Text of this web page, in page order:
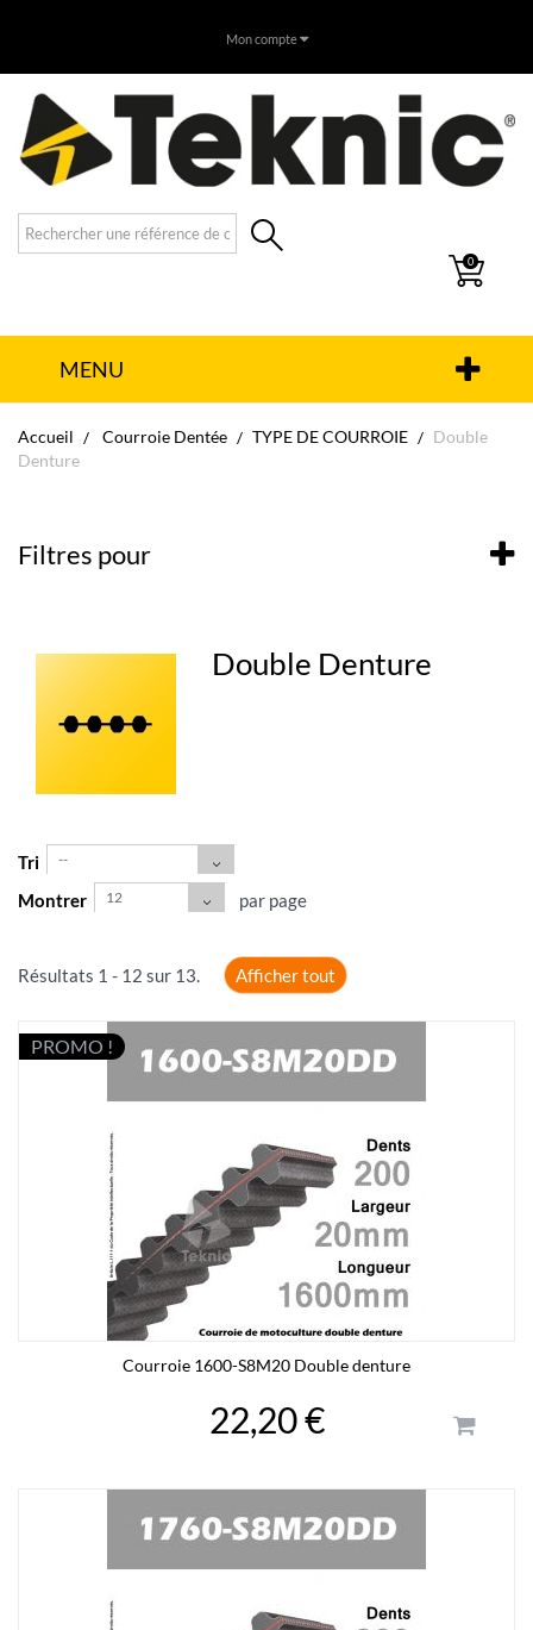
Mon compte
0
MENU
Accueil Courroie Dentée TYPE DE COURROIE
Double
Denture
Filtres pour
Double Denture
Tri --
Montrer 12 par page
Résultats 1 - 12 sur 13. Afficher tout
PROMO !
Courroie 1600-S8M20 Double denture
22,20 €